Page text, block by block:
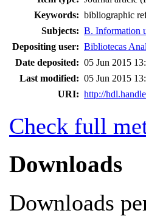
Keywords: bibliographic
Subjects: B. Information
Depositing user: Bibliotecas
Date deposited: 05 Jun 2015
Last modified: 05 Jun 2015
URI: http://
Check full
Downloads
Downloads